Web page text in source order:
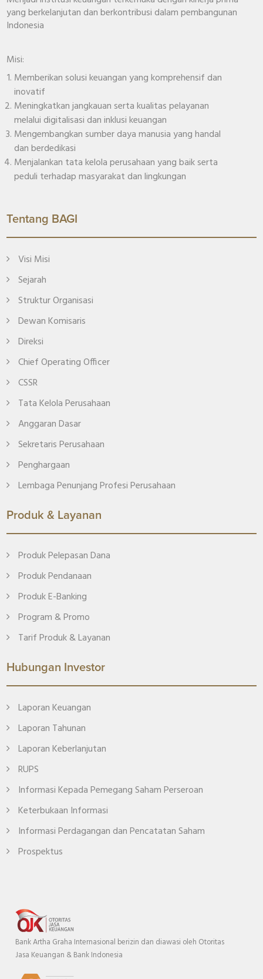
yang berkelanjutan dan berkontribusi dalam pembangunan
Indonesia
Misi:
Memberikan solusi keuangan yang komprehensif dan
inovatif
Meningkatkan jangkauan serta kualitas pelayanan
melalui digitalisasi dan inklusi keuangan
Mengembangkan sumber daya manusia yang handal
dan berdedikasi
Menjalankan tata kelola perusahaan yang baik serta
peduli terhadap masyarakat dan lingkungan
Tentang BAGI
Visi Misi
Sejarah
Struktur Organisasi
Dewan Komisaris
Direksi
Chief Operating Officer
CSSR
Tata Kelola Perusahaan
Anggaran Dasar
Sekretaris Perusahaan
Penghargaan
Lembaga Penunjang Profesi Perusahaan
Produk & Layanan
Produk Pelepasan Dana
Produk Pendanaan
Produk E-Banking
Program & Promo
Tarif Produk & Layanan
Hubungan Investor
Laporan Keuangan
Laporan Tahunan
Laporan Keberlanjutan
RUPS
Informasi Kepada Pemegang Saham Perseroan
Keterbukaan Informasi
Informasi Perdagangan dan Pencatatan Saham
Prospektus
Bank Artha Graha Internasional berizin dan diawasi oleh Otoritas
Jasa Keuangan & Bank Indonesia